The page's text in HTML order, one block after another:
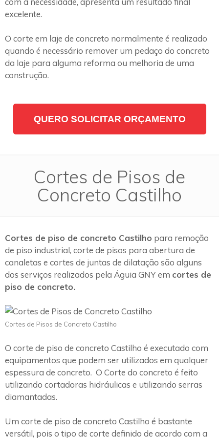
excelente.
O corte em laje de concreto normalmente é realizado
quando é necessário remover um pedaço do concreto
da laje para alguma reforma ou melhoria de uma
construção.
QUERO SOLICITAR ORÇAMENTO
Cortes de Pisos de
Concreto Castilho
Cortes de piso de concreto Castilho para remoção
de piso industrial, corte de pisos para abertura de
canaletas e cortes de juntas de dilatação são alguns
dos serviços realizados pela Águia GNY em cortes de
piso de concreto.
Cortes de Pisos de Concreto Castilho
O corte de piso de concreto Castilho é executado com
equipamentos que podem ser utilizados em qualquer
espessura de concreto. O Corte do concreto é feito
utilizando cortadoras hidráulicas e utilizando serras
diamantadas.
Um corte de piso de concreto Castilho é bastante
versátil, pois o tipo de corte definido de acordo com a